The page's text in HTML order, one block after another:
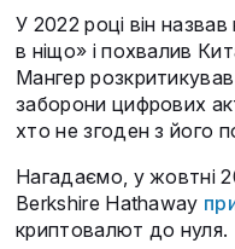
У 2022 році він
в ніщо» і похвалив
Мангер
заборони цифрових
хто не згоден з його
Нагадаємо, у жовтні
Berkshire Hathaway
криптовалют до нуля.